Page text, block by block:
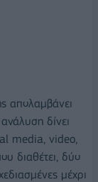
απολαμβάνει
δίνει
media, video,
διαθέτει, δύο
μέχρι